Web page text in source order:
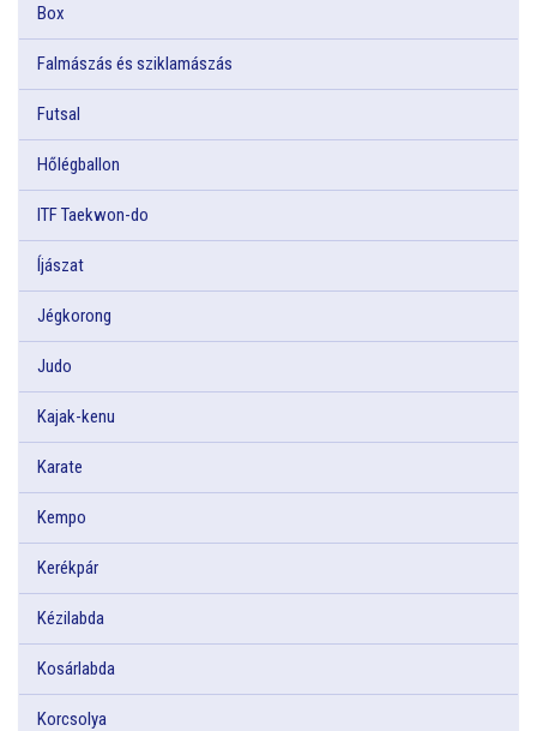
Box
Falmászás és sziklamászás
Futsal
Hőlégballon
ITF Taekwon-do
Íjászat
Jégkorong
Judo
Kajak-kenu
Karate
Kempo
Kerékpár
Kézilabda
Kosárlabda
Korcsolya